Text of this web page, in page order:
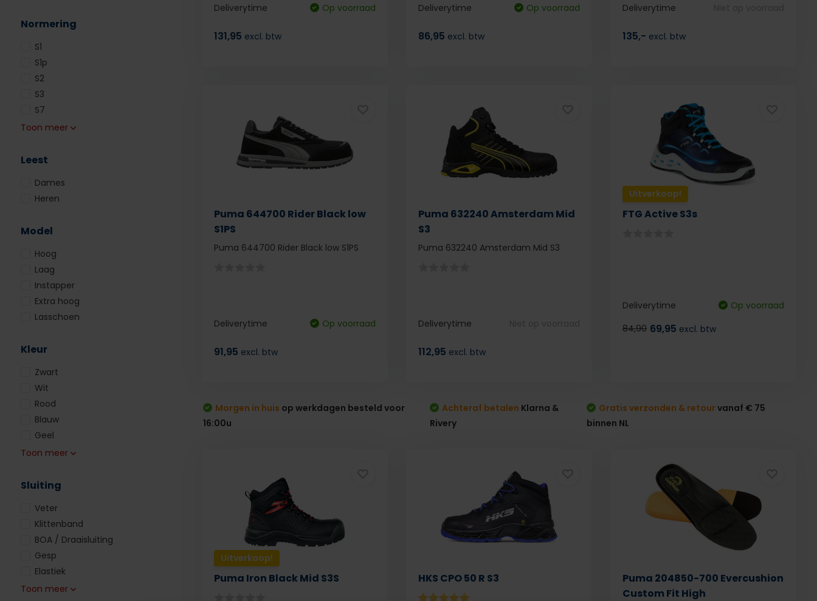
Normering
S1
S1p
S2
S3
S7
Toon meer
Leest
Dames
Heren
Model
Hoog
Laag
Instapper
Extra hoog
Lasschoen
Kleur
Zwart
Wit
Rood
Blauw
Geel
Toon meer
Sluiting
Veter
Klittenband
BOA / Draaisluiting
Gesp
Elastiek
Toon meer
Deliverytime Op voorraad
131,95 excl. btw
Deliverytime Op voorraad
86,95 excl. btw
Deliverytime
135,- excl. btw
Puma 644700 Rider Black low
S1PS
Puma 644700 Rider Black low S1PS
Deliverytime Op voorraad
91,95 excl. btw
Puma 632240 Amsterdam Mid
S3
Puma 632240 Amsterdam Mid S3
Deliverytime
112,95 excl. btw
Uitverkoop!
FTG Active S3s
Deliverytime
Op voorraad
84,90 69,95 excl. btw
Morgen in huis op werkdagen besteld voor
16:00u
Achteraf betalen Klarna &
Rivery
Gratis verzonden & retourvanaf € 75
binnen NL
Uitverkoop!
Puma Iron Black Mid S3S HKS CPO 50 R S3
Puma 204850-700 Evercushion
Custom Fit High